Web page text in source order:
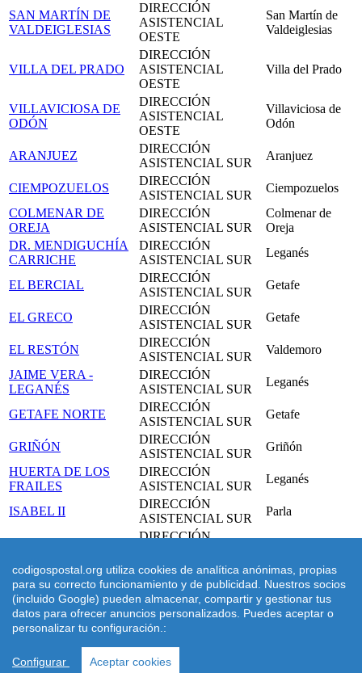
SAN MARTÍN DE
VALDEIGLESIAS
DIRECCIÓN
ASISTENCIAL
OESTE
San Martín de
Valdeiglesias
VILLA DEL PRADO
DIRECCIÓN
ASISTENCIAL
OESTE
Villa del Prado
VILLAVICIOSA DE
ODÓN
DIRECCIÓN
ASISTENCIAL
OESTE
Villaviciosa de
Odón
ARANJUEZ
DIRECCIÓN
ASISTENCIAL SUR
Aranjuez
CIEMPOZUELOS
DIRECCIÓN
ASISTENCIAL SUR
Ciempozuelos
COLMENAR DE
OREJA
DIRECCIÓN
ASISTENCIAL SUR
Colmenar de
Oreja
DR. MENDIGUCHÍA
CARRICHE
DIRECCIÓN
ASISTENCIAL SUR
Leganés
EL BERCIAL
DIRECCIÓN
ASISTENCIAL SUR
Getafe
EL GRECO
DIRECCIÓN
ASISTENCIAL SUR
Getafe
EL RESTÓN
DIRECCIÓN
ASISTENCIAL SUR
Valdemoro
JAIME VERA -
LEGANÉS
DIRECCIÓN
ASISTENCIAL SUR
Leganés
GETAFE NORTE
DIRECCIÓN
ASISTENCIAL SUR
Getafe
GRIÑÓN
DIRECCIÓN
ASISTENCIAL SUR
Griñón
HUERTA DE LOS
FRAILES
DIRECCIÓN
ASISTENCIAL SUR
Leganés
ISABEL II
DIRECCIÓN
ASISTENCIAL SUR
Parla
DIRECCIÓN
LAS AMÉRICAS
DIRECCIÓN
ASISTENCIAL SUR
Parla
LAS CIUDADES
DIRECCIÓN
ASISTENCIAL SUR
Getafe
Legal- |Códigos postales Internacionales
codigospostal.org utiliza cookies de analítica anónimas, propias
para su correcto funcionamiento y de publicidad. Nuestros socios
(incluido Google) pueden almacenar, compartir y gestionar tus
datos para ofrecer anuncios personalizados. Puedes aceptar o
personalizar tu configuración.:
Configurar Aceptar cookies